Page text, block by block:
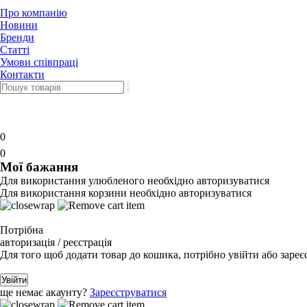
Про компанію
Новини
Бренди
Статті
Умови співпраці
Контакти
0
0
Мої бажання
Для використання улюбленого необхідно авторизуватися
Для використання корзини необхідно авторизуватися
Потрібна
авторизація / реєстрація
Для того щоб додати товар до кошика, потрібно увійти або
Увійти
ще немає акаунту? Зареєструватися